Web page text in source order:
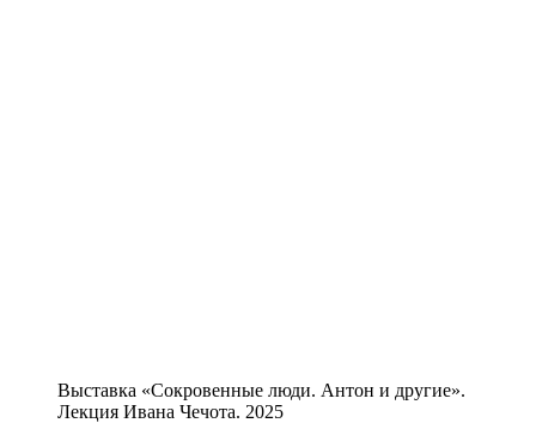
Выставка «Сокровенные люди. Антон и другие».
Лекция Ивана Чечота. 2025